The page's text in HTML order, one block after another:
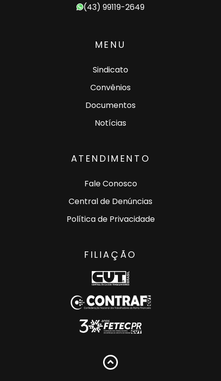
(43) 99119-2649
MENU
Sindicato
Convênios
Documentos
Notícias
ATENDIMENTO
Fale Conosco
Central de Denúncias
Política de Privacidade
FILIAÇÃO